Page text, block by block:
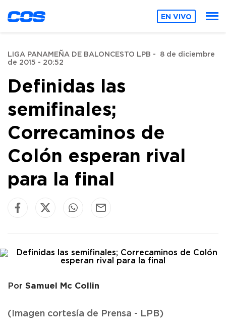
EN VIVO
LIGA PANAMEÑA DE BALONCESTO LPB - 8 de diciembre
de 2015 - 20:52
Definidas las
semifinales;
Correcaminos de
Colón esperan rival
para la final
Por Samuel Mc Collin
(Imagen cortesía de Prensa - LPB)